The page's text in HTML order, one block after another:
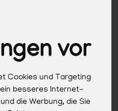
vor
Cookies und Targeting
besseres Internet-
die Werbung, die Sie